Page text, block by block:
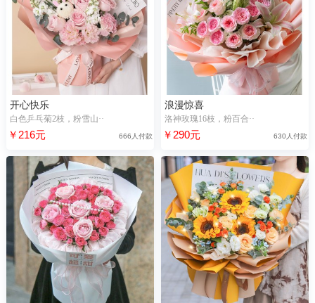
开心快乐
白色乒乓菊2枝，粉雪山··
￥216元 666人付款
浪漫惊喜
洛神玫瑰16枝，粉百合··
￥290元 630人付款